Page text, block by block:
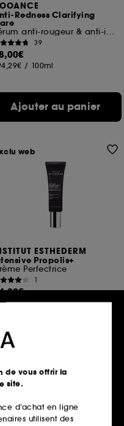
Redness Clarifying
Sérum anti-rougeur & anti-imperfections
39
/ 100ml
Ajouter au panier
ESTHEDERM
Propolis+
Perfectrice
1
/100ml
Ajouter au panier
web
de vous offrir la
site.
d’achat en ligne
utilisent des